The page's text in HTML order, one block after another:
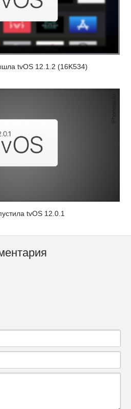
tvOS 12.1.2 (16K534)
tvOS 12.0.1